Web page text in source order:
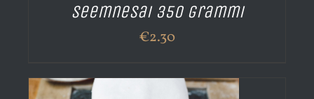
Seemnesai 350 grammi
€2.30